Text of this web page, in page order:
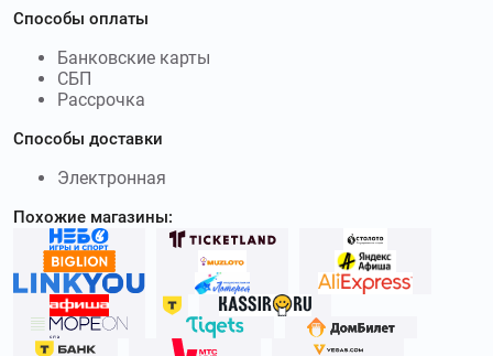
Способы оплаты
Банковские карты
СБП
Рассрочка
Способы доставки
Электронная
Похожие магазины: